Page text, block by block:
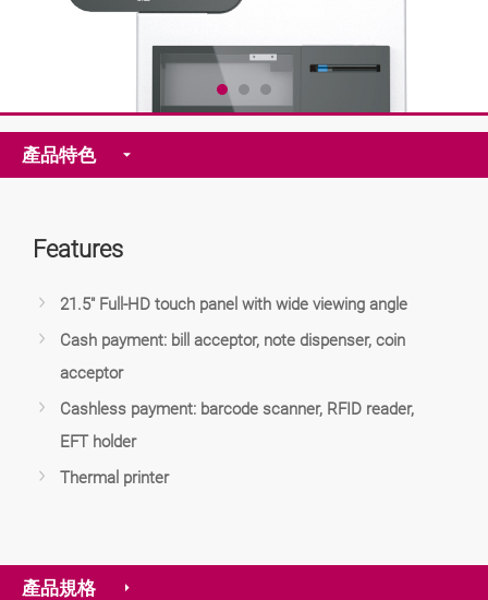
產品特色
Features
21.5" Full-HD touch panel with wide viewing angle
Cash payment: bill acceptor, note dispenser, coin
acceptor
Cashless payment: barcode scanner, RFID reader,
EFT holder
Thermal printer
產品規格